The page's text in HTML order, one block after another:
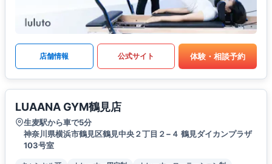
店舗情報 公式サイト 体験・相談予約
LUAANA GYM鶴見店
生麦駅から車で5分
神奈川県横浜市鶴見区鶴見中央２丁目２−４ 鶴見ダイカンプラザ
103号室